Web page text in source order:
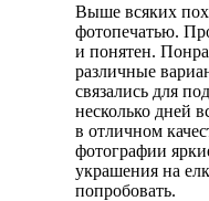
Выше всяких
фотопечатью.
и понятен.
различные
связались для
несколько дней
в отличном
фотографии
украшения на
попробовать.